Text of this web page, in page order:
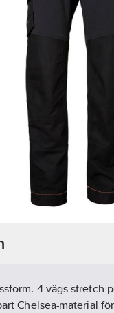
4-vägs stretch
Chelsea-material